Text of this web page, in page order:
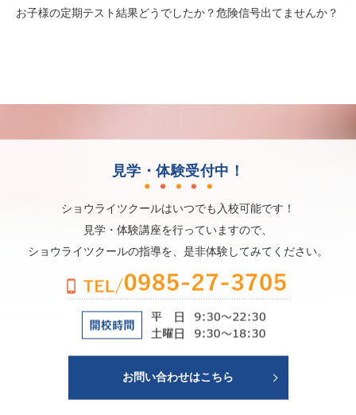
お子様の定期テスト結果どうでしたか？危険信号出てませんか？
見学・体験受付中！
ショウライツクールはいつでも入校可能です！
見学・体験講座を行っていますので、
ショウライツクールの指導を、是非体験してみてください。
お問い合わせはこちら